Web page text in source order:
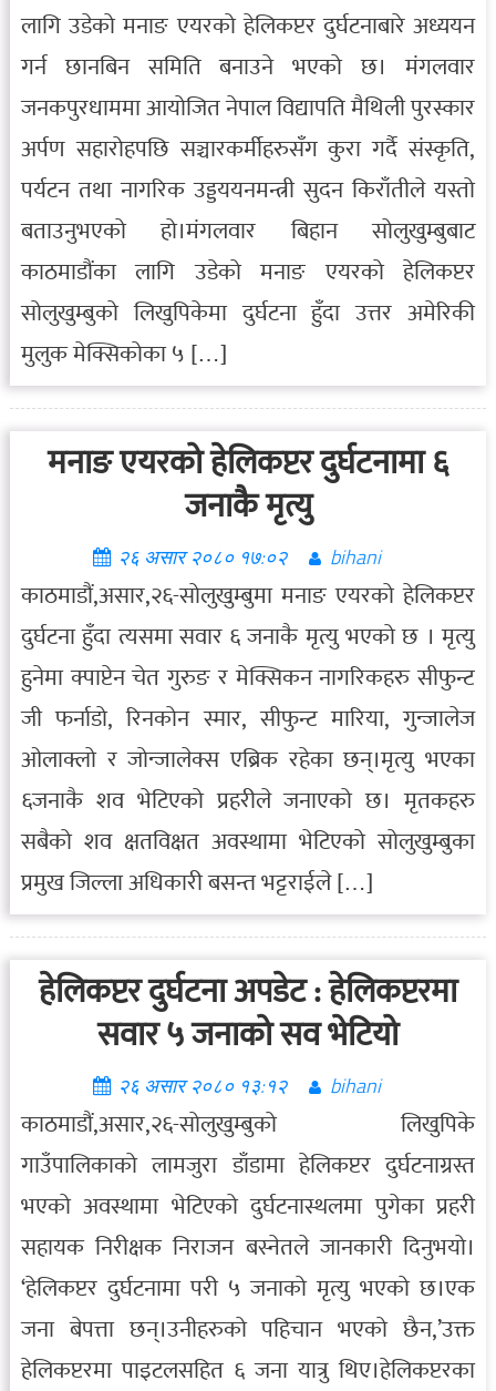
लागि उडेको मनाङ एयरको हेलिकप्टर दुर्घटनाबारे अध्ययन
गर्न छानबिन समिति बनाउने भएको छ। मंगलवार
जनकपुरधाममा आयोजित नेपाल विद्यापति मैथिली पुरस्कार
अर्पण सहारोहपछि सञ्चारकर्मीहरुसँग कुरा गर्दै संस्कृति,
पर्यटन तथा नागरिक उड्डययनमन्त्री सुदन किराँतीले यस्तो
बताउनुभएको हो।मंगलवार बिहान सोलुखुम्बुबाट
काठमाडौंका लागि उडेको मनाङ एयरको हेलिकप्टर
सोलुखुम्बुको लिखुपिकेमा दुर्घटना हुँदा उत्तर अमेरिकी
मुलुक मेक्सिकोका ५ […]
मनाङ एयरको हेलिकप्टर दुर्घटनामा ६
जनाकै मृत्यु
२६ असार २०८० १७:०२ bihani
काठमाडौं,असार,२६-सोलुखुम्बुमा मनाङ एयरको हेलिकप्टर
दुर्घटना हुँदा त्यसमा सवार ६ जनाकै मृत्यु भएको छ । मृत्यु
हुनेमा क्पाप्टेन चेत गुरुङ र मेक्सिकन नागरिकहरु सीफुन्ट
जी फर्नाडो, रिनकोन स्मार, सीफुन्ट मारिया, गुन्जालेज
ओलाक्लो र जोन्जालेक्स एब्रिक रहेका छन्।मृत्यु भएका
६जनाकै शव भेटिएको प्रहरीले जनाएको छ। मृतकहरु
सबैको शव क्षतविक्षत अवस्थामा भेटिएको सोलुखुम्बुका
प्रमुख जिल्ला अधिकारी बसन्त भट्टराईले […]
हेलिकप्टर दुर्घटना अपडेट : हेलिकप्टरमा
सवार ५ जनाको सव भेटियो
२६ असार २०८० १३:१२ bihani
काठमाडौं,असार,२६-सोलुखुम्बुको लिखुपिके
गाउँपालिकाको लामजुरा डाँडामा हेलिकप्टर दुर्घटनाग्रस्त
भएको अवस्थामा भेटिएको दुर्घटनास्थलमा पुगेका प्रहरी
सहायक निरीक्षक निराजन बस्नेतले जानकारी दिनुभयो।
‘हेलिकप्टर दुर्घटनामा परी ५ जनाको मृत्यु भएको छ।एक
जना बेपत्ता छन्।उनीहरुको पहिचान भएको छैन,’उक्त
हेलिकप्टरमा पाइटलसहित ६ जना यात्रु थिए।हेलिकप्टरका